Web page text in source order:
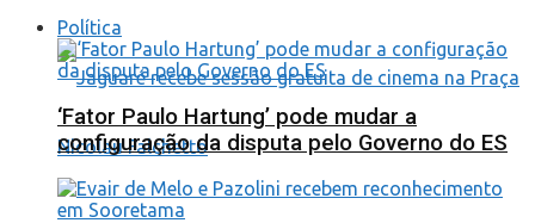
Política
‘Fator Paulo Hartung’ pode mudar a
configuração da disputa pelo Governo do ES